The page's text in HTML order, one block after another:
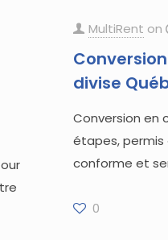
MultiRent on
divise
Conversion en
étapes,
conforme et
0